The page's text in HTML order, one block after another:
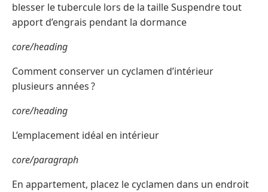
blesser le tubercule lors de la taille Suspendre tout
apport d’engrais pendant la dormance
core/heading
Comment conserver un cyclamen d’intérieur
plusieurs années ?
core/heading
L’emplacement idéal en intérieur
core/paragraph
En appartement, placez le cyclamen dans un endroit